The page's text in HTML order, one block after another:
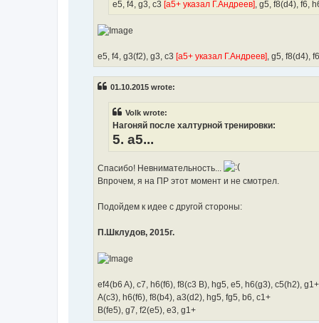
e5, f4, g3, c3 [а5+ указал Г.Андреев], g5, f8(d4), f6,
e5, f4, g3(f2), g3, c3 [а5+ указал Г.Андреев], g5, f8(d4),
01.10.2015 wrote:
Volk wrote:
Нагоняй после халтурной тренировки:
5. а5...
Спасибо! Невнимательность...
Впрочем, я на ПР этот момент и не смотрел.
Подойдем к идее с другой стороны:
П.Шклудов, 2015г.
ef4(b6 A), c7, h6(f6), f8(c3 B), hg5, e5, h6(g3), c5(h2), g1+
A(c3), h6(f6), f8(b4), a3(d2), hg5, fg5, b6, c1+
B(fe5), g7, f2(e5), e3, g1+